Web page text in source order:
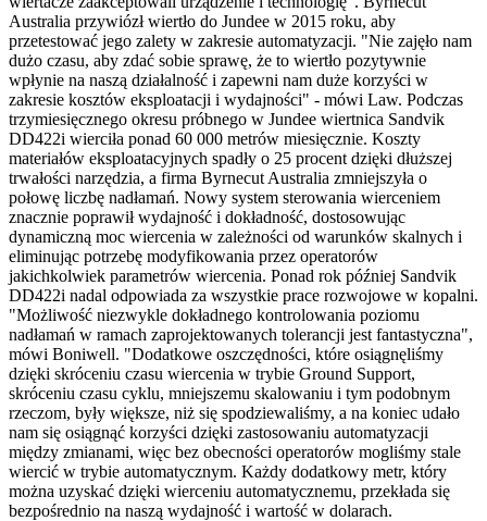
Australia przywiózł wiertło do Jundee w 2015 roku, aby
przetestować jego zalety w zakresie automatyzacji. "Nie zajęło nam
dużo czasu, aby zdać sobie sprawę, że to wiertło pozytywnie
wpłynie na naszą działalność i zapewni nam duże korzyści w
zakresie kosztów eksploatacji i wydajności" - mówi Law. Podczas
trzymiesięcznego okresu próbnego w Jundee wiertnica Sandvik
DD422i wierciła ponad 60 000 metrów miesięcznie. Koszty
materiałów eksploatacyjnych spadły o 25 procent dzięki dłuższej
trwałości narzędzia, a firma Byrnecut Australia zmniejszyła o
połowę liczbę nadłamań. Nowy system sterowania wierceniem
znacznie poprawił wydajność i dokładność, dostosowując
dynamiczną moc wiercenia w zależności od warunków skalnych i
eliminując potrzebę modyfikowania przez operatorów
jakichkolwiek parametrów wiercenia. Ponad rok później Sandvik
DD422i nadal odpowiada za wszystkie prace rozwojowe w kopalni.
"Możliwość niezwykle dokładnego kontrolowania poziomu
nadłamań w ramach zaprojektowanych tolerancji jest fantastyczna",
mówi Boniwell. "Dodatkowe oszczędności, które osiągnęliśmy
dzięki skróceniu czasu wiercenia w trybie Ground Support,
skróceniu czasu cyklu, mniejszemu skalowaniu i tym podobnym
rzeczom, były większe, niż się spodziewaliśmy, a na koniec udało
nam się osiągnąć korzyści dzięki zastosowaniu automatyzacji
między zmianami, więc bez obecności operatorów mogliśmy stale
wiercić w trybie automatycznym. Każdy dodatkowy metr, który
można uzyskać dzięki wierceniu automatycznemu, przekłada się
bezpośrednio na naszą wydajność i wartość w dolarach.